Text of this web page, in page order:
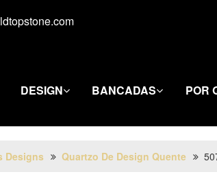
DESIGN BANCADAS POR
Designs Quartzo De Design Quente